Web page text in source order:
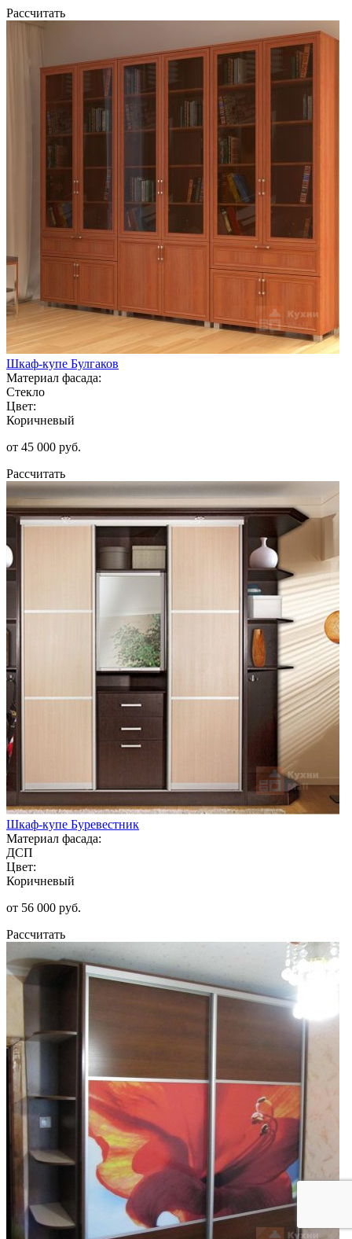
Рассчитать
Шкаф-купе Булгаков
Материал фасада:
Стекло
Цвет:
Коричневый
от 45 000 руб.
Рассчитать
Шкаф-купе Буревестник
Материал фасада:
ДСП
Цвет:
Коричневый
от 56 000 руб.
Рассчитать